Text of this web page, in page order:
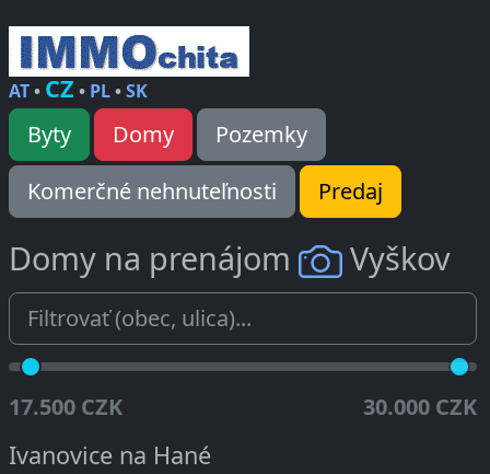
AT• CZ • PL•SK
Byty Domy
Pozemky
Komerčné nehnuteľnosti
Predaj
Domy na prenájom Vyškov
17.500 CZK 30.000 CZK
Ivanovice na Hané